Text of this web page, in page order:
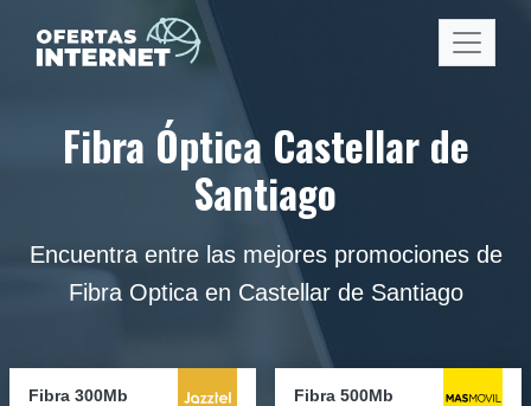
Fibra Óptica Castellar de
Santiago
Encuentra entre las mejores promociones de
Fibra Optica en Castellar de Santiago
Fibra 300Mb Fibra 500Mb